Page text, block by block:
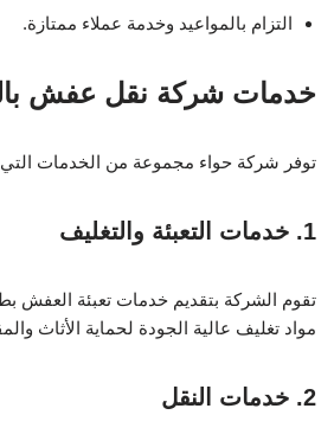
التزام بالمواعيد وخدمة عملاء ممتازة.
خدمات شركة نقل عفش
توفر شركة حواء مجموعة من الخدمات
1. خدمات التعبئة والتغليف
تقوم الشركة بتقديم خدمات تعبئة العفش
مواد تغليف عالية الجودة لحماية الأثاث
2. خدمات النقل